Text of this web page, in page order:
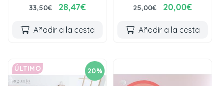
33,50€
28,47€
Añadir a la cesta
25,00€
20,00€
Añadir a la cesta
20%
ÚLTIMO